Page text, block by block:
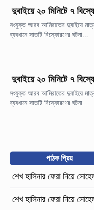
দুবাইয়ে ২০ মিনিটে ৭
সংযুক্ত আরব আমিরাতের দুবাইয়ে
ব্যবধানে সাতটি বিস্ফোরণের ঘটনা...
দুবাইয়ে ২০ মিনিটে ৭
সংযুক্ত আরব আমিরাতের দুবাইয়ে
ব্যবধানে সাতটি বিস্ফোরণের ঘটনা...
পাঠক প্রিয়
শেখ হাসিনার ফেরা নিয়ে
শেখ হাসিনার ফেরা নিয়ে